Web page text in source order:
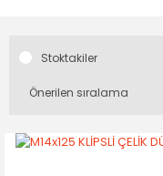
Stoktakiler